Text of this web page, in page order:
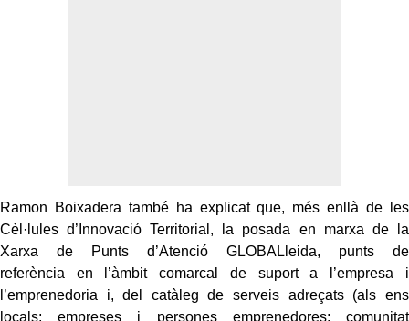
Ramon Boixadera també ha explicat que, més enllà de les
Cèl·lules d’Innovació Territorial, la posada en marxa de la
Xarxa de Punts d’Atenció GLOBALleida, punts de
referència en l’àmbit comarcal de suport a l’empresa i
l’emprenedoria i, del catàleg de serveis adreçats (als ens
locals; empreses i persones emprenedores; comunitat